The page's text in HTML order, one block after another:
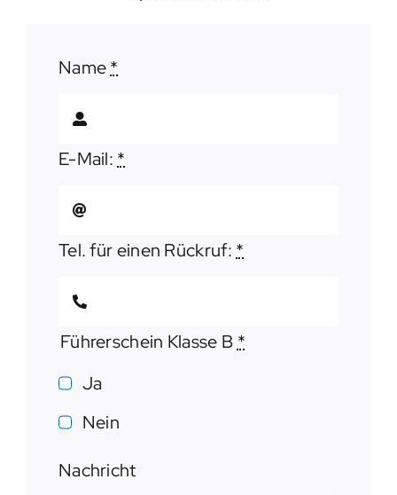
Name*
E-Mail: *
Tel. für einen Rückruf: *
Führerschein Klasse B *
Ja
Nein
Nachricht